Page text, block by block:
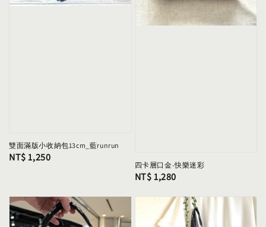
雙面滿版小收納包13cm_藍runrun
Regular
NT$ 1,250
四卡層口金-快樂迷彩
Regular
NT$ 1,280